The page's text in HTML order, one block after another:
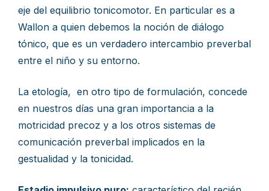
eje del equilibrio tonicomotor. En particular es a
Wallon a quien debemos la noción de diálogo
tónico, que es un verdadero intercambio preverbal
entre el niño y su entorno.
La etología, en otro tipo de formulación, concede
en nuestros días una gran importancia a la
motricidad precoz y a los otros sistemas de
comunicación preverbal implicados en la
gestualidad y la tonicidad.